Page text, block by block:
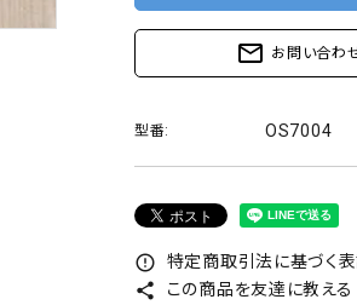
mail_outline お問い合わ
型番: OS7004
error_outline 特定商取引法に基づく
share この商品を友達に教える